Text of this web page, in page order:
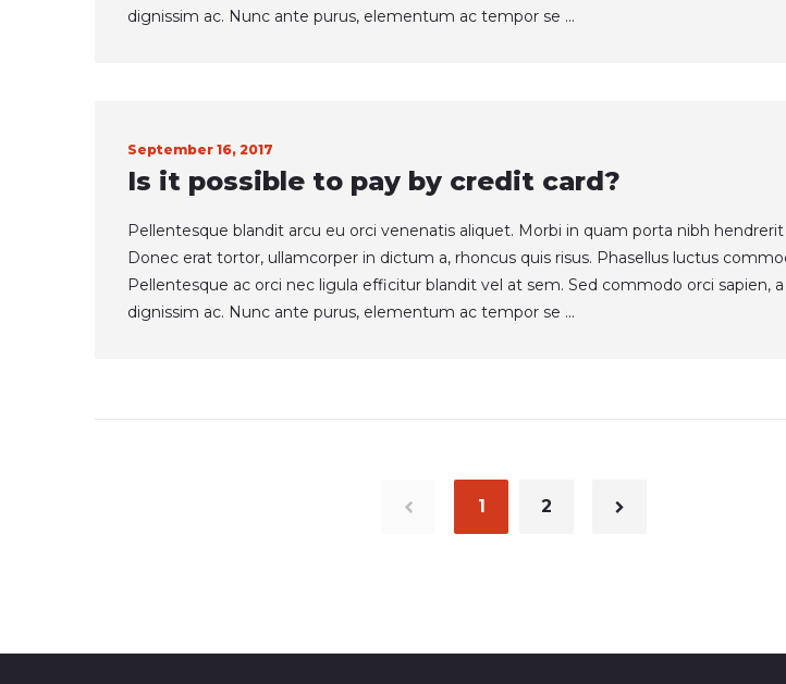
dignissim ac. Nunc ante purus, elementum ac tempor se ...
September 16, 2017
Is it possible to pay by credit card?
Pellentesque blandit arcu eu orci venenatis aliquet. Morbi in quam porta nibh hendrerit
Donec erat tortor, ullamcorper in dictum a, rhoncus quis risus. Phasellus luctus
Pellentesque ac orci nec ligula efficitur blandit vel at sem. Sed commodo orci sapien,
dignissim ac. Nunc ante purus, elementum ac tempor se ...
navigation 1 2